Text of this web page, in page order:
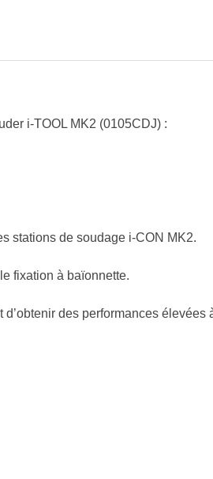
i-TOOL MK2 (0105CDJ) :
stations de soudage i-CON MK2.
fixation à baïonnette.
des performances élevées